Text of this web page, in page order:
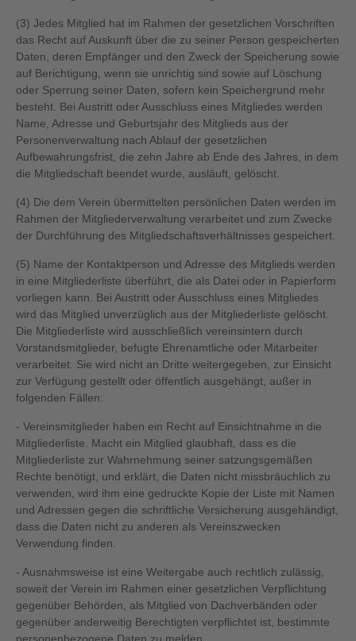
(3) Jedes Mitglied hat im Rahmen der gesetzlichen Vorschriften
das Recht auf Auskunft über die zu seiner Person gespeicherten
Daten, deren Empfänger und den Zweck der Speicherung sowie
auf Berichtigung, wenn sie unrichtig sind sowie auf Löschung
oder Sperrung seiner Daten, sofern kein Speichergrund mehr
besteht. Bei Austritt oder Ausschluss eines Mitgliedes werden
Name, Adresse und Geburtsjahr des Mitglieds aus der
Personenverwaltung nach Ablauf der gesetzlichen
Aufbewahrungsfrist, die zehn Jahre ab Ende des Jahres, in dem
die Mitgliedschaft beendet wurde, ausläuft, gelöscht.
(4) Die dem Verein übermittelten persönlichen Daten werden im
Rahmen der Mitgliederverwaltung verarbeitet und zum Zwecke
der Durchführung des Mitgliedschaftsverhältnisses gespeichert.
(5) Name der Kontaktperson und Adresse des Mitglieds werden
in eine Mitgliederliste überführt, die als Datei oder in Papierform
vorliegen kann. Bei Austritt oder Ausschluss eines Mitgliedes
wird das Mitglied unverzüglich aus der Mitgliederliste gelöscht.
Die Mitgliederliste wird ausschließlich vereinsintern durch
Vorstandsmitglieder, befugte Ehrenamtliche oder Mitarbeiter
verarbeitet. Sie wird nicht an Dritte weitergegeben, zur Einsicht
zur Verfügung gestellt oder öffentlich ausgehängt, außer in
folgenden Fällen:
- Vereinsmitglieder haben ein Recht auf Einsichtnahme in die
Mitgliederliste. Macht ein Mitglied glaubhaft, dass es die
Mitgliederliste zur Wahrnehmung seiner satzungsgemäßen
Rechte benötigt, und erklärt, die Daten nicht missbräuchlich zu
verwenden, wird ihm eine gedruckte Kopie der Liste mit Namen
und Adressen gegen die schriftliche Versicherung ausgehändigt,
dass die Daten nicht zu anderen als Vereinszwecken
Verwendung finden.
- Ausnahmsweise ist eine Weitergabe auch rechtlich zulässig,
soweit der Verein im Rahmen einer gesetzlichen Verpflichtung
gegenüber Behörden, als Mitglied von Dachverbänden oder
gegenüber anderweitig Berechtigten verpflichtet ist, bestimmte